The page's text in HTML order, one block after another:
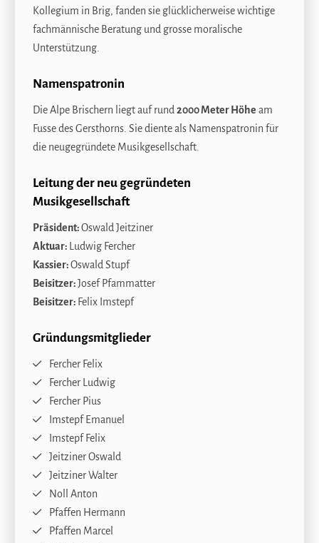
Kollegium in Brig, fanden sie glücklicherweise wichtige
fachmännische Beratung und grosse moralische
Unterstützung.
Namenspatronin
Die Alpe Brischern liegt auf rund 2000 Meter Höhe am
Fusse des Gersthorns. Sie diente als Namenspatronin für
die neugegründete Musikgesellschaft.
Leitung der neu gegründeten
Musikgesellschaft
Präsident:Oswald Jeitziner
Aktuar:
Ludwig Fercher
Kassier:Oswald Stupf
Beisitzer:Josef Pfammatter
Beisitzer: Felix Imstepf
Gründungsmitglieder
Fercher Felix
Fercher Ludwig
Fercher Pius
Imstepf Emanuel
Imstepf Felix
Jeitziner Oswald
Jeitziner Walter
Noll Anton
Pfaffen Hermann
Pfaffen Marcel